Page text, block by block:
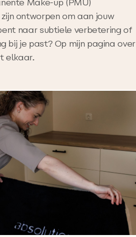
Make-up (PMU)
ontworpen om aan jouw
naar subtiele verbetering of
bij je past? Op mijn pagina over
elkaar.